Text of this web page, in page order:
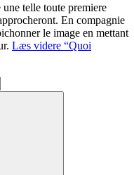
telle toute premiere
En compagnie
le image en mettant
Læs videre “Quoi